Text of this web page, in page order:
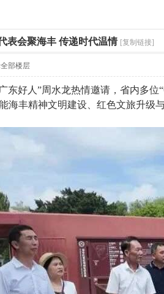
表会聚海丰 传递时代温情 [复制链接]
部楼层
东好人”周水龙热情邀请，省内多
海丰精神文明建设、红色文旅升级